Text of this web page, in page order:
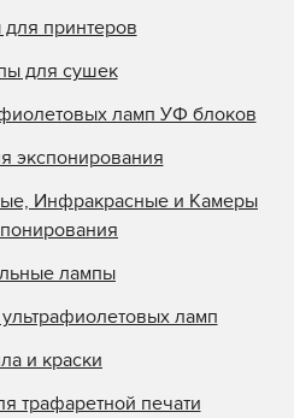
принтеров
для сушек
ламп УФ блоков
экспонирования
Инфракрасные и Камеры
лампы
ламп
и краски
трафаретной печати